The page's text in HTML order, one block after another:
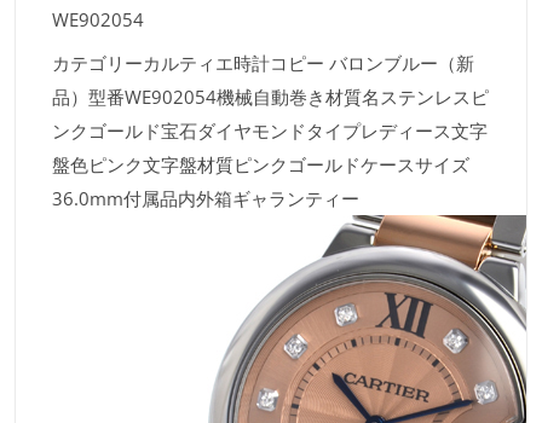
WE902054
カテゴリーカルティエ時計コピー バロンブルー（新
品）型番WE902054機械自動巻き材質名ステンレスピ
ンクゴールド宝石ダイヤモンドタイプレディース文字
盤色ピンク文字盤材質ピンクゴールドケースサイズ
36.0mm付属品内外箱ギャランティー